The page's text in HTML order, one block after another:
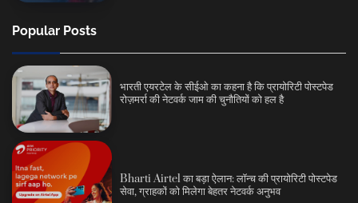
Popular Posts
भारती एयरटेल के सीईओ का कहना है कि प्रायोरिटी पोस्टपेड
रोज़मर्रा की नेटवर्क जाम की चुनौतियों को हल है
Bharti Airtel का बड़ा ऐलान: लॉन्च की प्रायोरिटी पोस्टपेड
सेवा, ग्राहकों को मिलेगा बेहतर नेटवर्क अनुभव